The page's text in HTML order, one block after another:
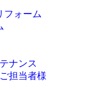
フォーム
ナンス
担当者様